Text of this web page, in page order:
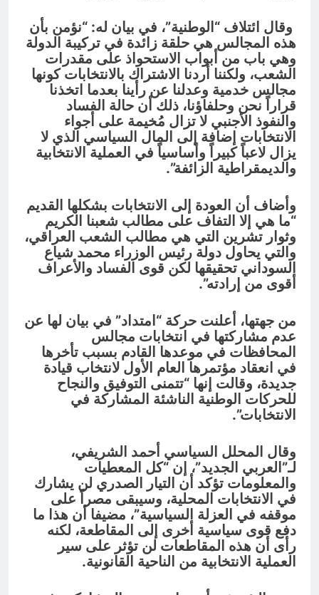
وقال ائتلاف “الوطنية”، في بيان له: “نؤمن بأن
هذه المجالس هي حلقة زائدة في تركيبة الدولة
وهي باب من أبواب الاستحواذ على مقدرات
الشعب، ولكننا أردنا الاشتراك بالانتخابات كونها
مجالس خدمية وعدلنا عن رأينا بعدما اتخذنا
قراراً نحن وحلفاؤنا، ذلك أن حالة الفساد
والنفوذ الأجنبي لا تزال مُخيمة على أجواء
الانتخابات إضافة إلى المال السياسي الذي لا
يزال لاعباً كبيراً وأساسياً في العملية الانتخابية
والديمقراطية الزائفة”.
وأضاف أن العودة إلى الانتخابات بشكلها القديم
“ما هي إلا التفاف على مطالب شعبنا الكريم
وثوار تشرين التي هي مطالب الشعب العراقي،
والتي يحاول دولة رئيس الوزراء محمد شياع
السوداني تحقيقها لكن قوى الفساد والأعراف
أقوى من إرادته”.
من جهتها، أعلنت حركة “امتداد” في بيان لها عن
عدم مشاركتها في انتخابات مجالس
المحافظات في موعدها القادم بسبب تأخرها
في انعقاد مؤتمرها العام الأول لانتخاب قيادة
جديدة، وقالت إنها “تتمنى التوفيق والنجاح
للحركات الوطنية الناشئة المشاركة في
الانتخابات”.
وقال المحلل السياسي أحمد الشريفي،
لـ”العربي الجديد”، إن “كل المعطيات
والمعلومات تؤكد أن التيار الصدري لن يشارك
في الانتخابات المحلية، وسيبقى مصراً على
موقفه في العزلة السياسية”، مضيفا أن هذا ما
دفع قوى سياسية أخرى إلى المقاطعة، لكنه
رأى أن هذه المقاطعات لن تؤثر على سير
العملية الانتخابية من الناحية القانونية.